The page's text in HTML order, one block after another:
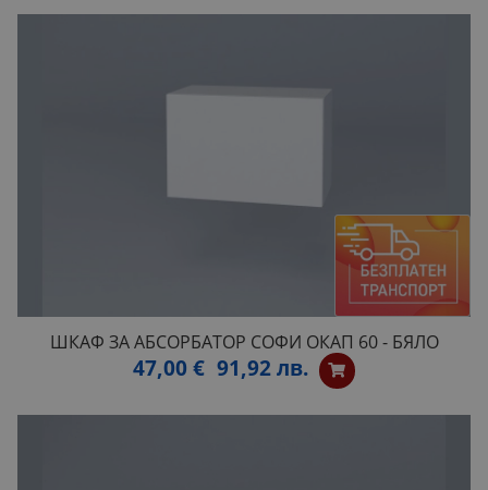
ШКАФ ЗА АБСОРБАТОР СОФИ ОКАП 60 - БЯЛО
47,00 € 91,92 лв.